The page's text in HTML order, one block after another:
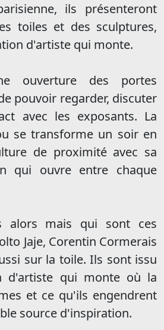
ils présenteront
toiles et des sculptures,
d'artiste qui monte.
ouverture des portes
pouvoir regarder, discuter
avec les exposants. La
se transforme un soir en
de proximité avec sa
qui ouvre entre chaque
alors mais qui sont ces
Jaje, Corentin Cormerais
sur la toile. Ils sont issu
d'artiste qui monte où la
et ce qu'ils engendrent
source d'inspiration.